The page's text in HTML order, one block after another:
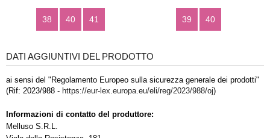
38 40 41 39 40
DATI AGGIUNTIVI DEL PRODOTTO
ai sensi del "Regolamento Europeo sulla sicurezza generale dei prodotti"
(Rif: 2023/988 - https://eur-lex.europa.eu/eli/reg/2023/988/oj)
Informazioni di contatto del produttore:
Melluso S.R.L.